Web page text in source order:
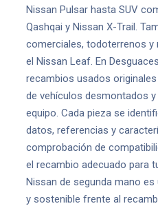
Nissan Pulsar hasta SUV
Qashqai y Nissan X-Trail.
comerciales, todoterrenos
el Nissan Leaf. En
recambios usados
de vehículos desmontados
equipo. Cada pieza se
datos, referencias y
comprobación de
el recambio adecuado para
Nissan de segunda mano
y sostenible frente al